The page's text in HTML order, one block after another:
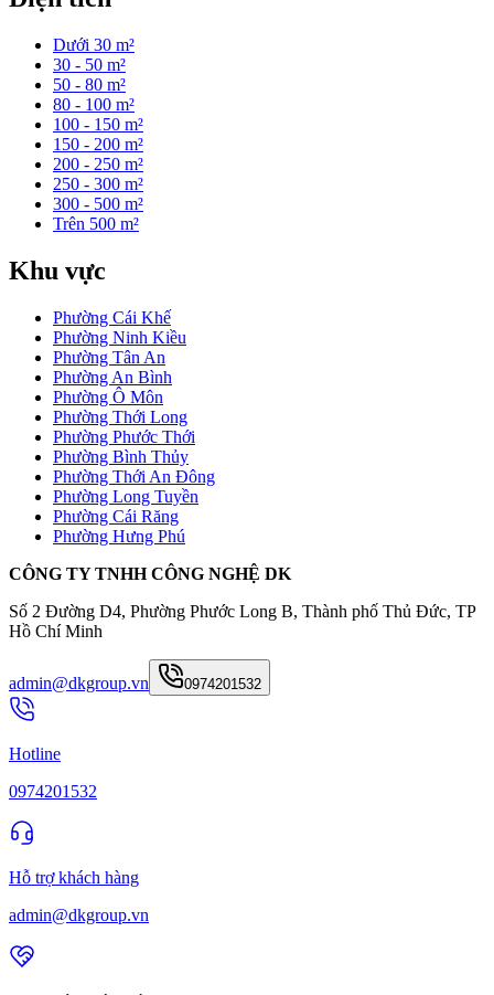
Dưới 30 m²
30 - 50 m²
50 - 80 m²
80 - 100 m²
100 - 150 m²
150 - 200 m²
200 - 250 m²
250 - 300 m²
300 - 500 m²
Trên 500 m²
Khu vực
Phường Cái Khế
Phường Ninh Kiều
Phường Tân An
Phường An Bình
Phường Ô Môn
Phường Thới Long
Phường Phước Thới
Phường Bình Thủy
Phường Thới An Đông
Phường Long Tuyền
Phường Cái Răng
Phường Hưng Phú
CÔNG TY TNHH CÔNG NGHỆ DK
Số 2 Đường D4, Phường Phước Long B, Thành phố Thủ Đức, TP
Hồ Chí Minh
admin@dkgroup.vn 0974201532
Hotline
0974201532
Hỗ trợ khách hàng
admin@dkgroup.vn